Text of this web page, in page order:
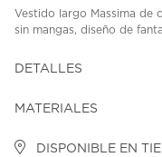
Vestido largo Massima de
sin mangas, diseño de
DETALLES
MATERIALES
DISPONIBLE EN